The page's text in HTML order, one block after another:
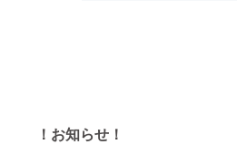
！お知らせ！